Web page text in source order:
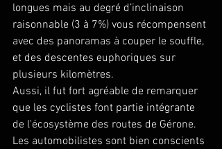
longues mais au degré d’inclinaison
raisonnable (3 à 7%) vous récompensent
avec des panoramas à couper le souffle,
et des descentes euphoriques sur
plusieurs kilomètres.
Aussi, il fut fort agréable de remarquer
que les cyclistes font partie intégrante
de l'écosystème des routes de Gérone.
Les automobilistes sont bien conscients